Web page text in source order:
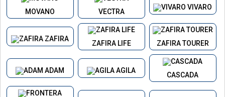
MOVANO VECTRA
VIVARO
ZAFIRA
ZAFIRA LIFE ZAFIRA TOURER
ADAM AGILA
CASCADA